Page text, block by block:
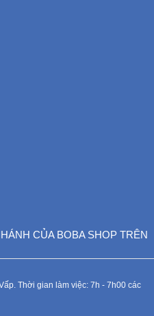
CỦA BOBA SHOP TRÊN
Thời gian làm việc: 7h - 7h00 các